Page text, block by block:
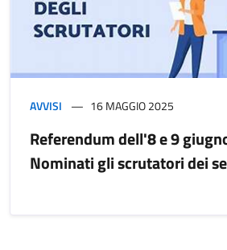
AVVISI 16 MAGGIO 2025
Referendum dell'8 e 9
Nominati gli scrutatori dei